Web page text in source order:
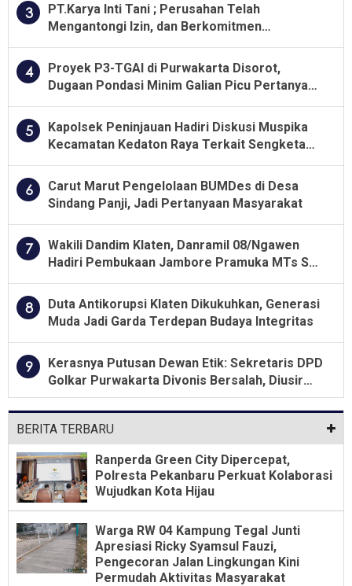
3
PT.Karya Inti Tani ; Perusahan Telah
Mengantongi Izin, dan Berkomitmen
4
Proyek P3-TGAI di Purwakarta Disorot,
Dugaan Pondasi Minim Galian Picu Pertanyaan
5
Kapolsek Peninjauan Hadiri Diskusi Muspika
Kecamatan Kedaton Raya Terkait Sengketa
6
Carut Marut Pengelolaan BUMDes di Desa
Sindang Panji, Jadi Pertanyaan Masyarakat
7
Wakili Dandim Klaten, Danramil 08/Ngawen
Hadiri Pembukaan Jambore Pramuka MTs Se-
8
Duta Antikorupsi Klaten Dikukuhkan, Generasi
Muda Jadi Garda Terdepan Budaya Integritas
9
Kerasnya Putusan Dewan Etik: Sekretaris DPD
Golkar Purwakarta Divonis Bersalah, Diusir
Dari Jabatan Selama Empat Tahun
BERITA TERBARU
Ranperda Green City Dipercepat,
Polresta Pekanbaru Perkuat Kolaborasi
Wujudkan Kota Hijau
Warga RW 04 Kampung Tegal Junti
Apresiasi Ricky Syamsul Fauzi,
Pengecoran Jalan Lingkungan Kini
Permudah Aktivitas Masyarakat